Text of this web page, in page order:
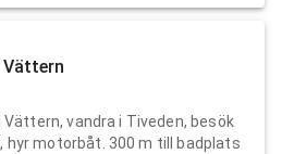
Vättern, vandra i Tiveden, besök
hyr motorbåt. 300 m till badplats